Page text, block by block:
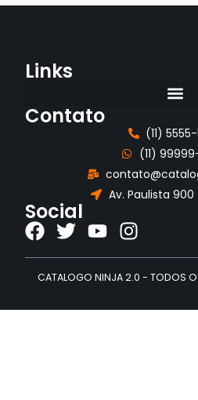
Links
Contato
(11)
(11)
Av. Paulista
Social
CATALOGO NINJA 2.0 - TODOS